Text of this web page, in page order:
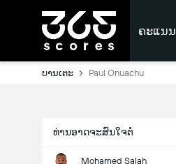
ຄະແນນ
ບານເຕະ Paul Onuachu
ທ່ານອາດຈະສົນໃຈຕໍ່
Mohamed Salah